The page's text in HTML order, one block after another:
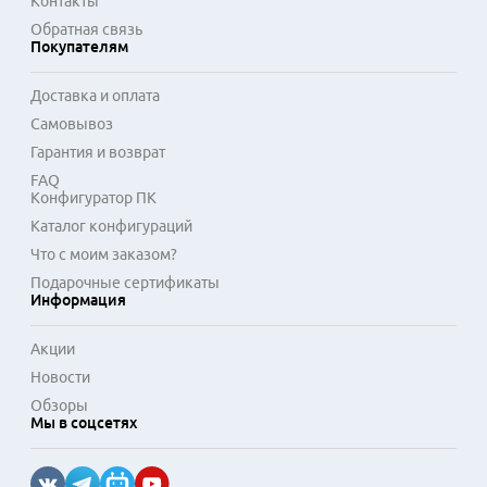
распространено в серверных комнатах, офисных сетях и
домашних медиацентрах, где важна эргономика. Изделия
проходят тестирование на целостность линии и
устойчива к перегибам, что продлевает срок службы
кабеля при частых переподключениях в условиях плотного
монтажа.
Обратная связь
Покупателям
Доставка и оплата
Самовывоз
Гарантия и возврат
FAQ
Конфигуратор ПК
Каталог конфигураций
Что с моим заказом?
Подарочные сертификаты
Информация
Акции
Новости
Обзоры
Мы в соцсетях